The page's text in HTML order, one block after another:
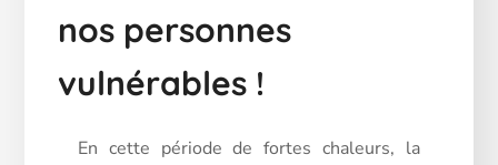
nos personnes
vulnérables !
En cette période de fortes chaleurs, la